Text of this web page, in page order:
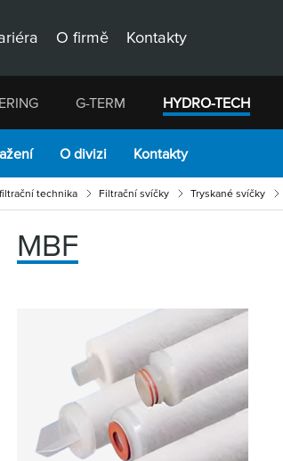
O firmě Kontakty
G-TERM HYDRO-TECH
O divizi Kontakty
technika Filtrační svíčky Tryskané svíčky
MBF